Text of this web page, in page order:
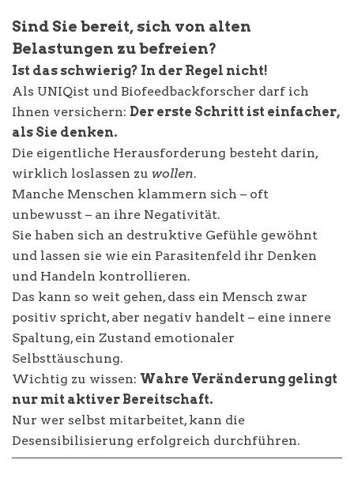
Sind Sie bereit, sich von alten
Belastungen zu befreien?
Ist das schwierig? In der Regel nicht!
Als UNIQist und Biofeedbackforscher darf ich
Ihnen versichern: Der erste Schritt ist einfacher,
als Sie denken.
Die eigentliche Herausforderung besteht darin,
wirklich loslassen zu wollen.
Manche Menschen klammern sich – oft
unbewusst – an ihre Negativität.
Sie haben sich an destruktive Gefühle gewöhnt
und lassen sie wie ein Parasitenfeld ihr Denken
und Handeln kontrollieren.
Das kann so weit gehen, dass ein Mensch zwar
positiv spricht, aber negativ handelt – eine innere
Spaltung, ein Zustand emotionaler
Selbsttäuschung.
Wichtig zu wissen: Wahre Veränderung gelingt
nur mit aktiver Bereitschaft.
Nur wer selbst mitarbeitet, kann die
Desensibilisierung erfolgreich durchführen.